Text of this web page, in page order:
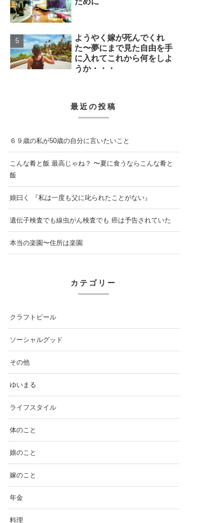
ようやく嫁が死んでくれ
た〜夢にまで見た自由を手
に入れてこれから何をしよ
うか・・・
最近の投稿
６９歳の私が50歳の自分に言いたいこと
こんな肴と飯 最高じゃね？ 〜夏に食うならこんな肴と
飯
娘曰く 『私は一度も父に叱られたことがない』
遺伝子検査でも線虫がん検査でも 癌は予告されていた
本当の楽園〜住所は楽園
カテゴリー
クラフトビール
ソーシャルグッド
その他
ゆいまる
ライフスタイル
体のこと
娘のこと
嫁のこと
年金
料理